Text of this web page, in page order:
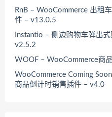
RnB – WooCommerce 出租
件 – v13.0.5
Instantio – 侧边购物车弹出
v2.5.2
WOOF – WooCommerce商
WooCommerce Coming
商品倒计时销售插件 – v4.0